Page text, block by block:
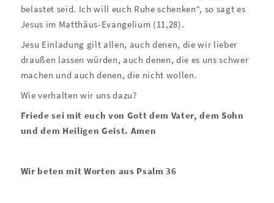
belastet seid. Ich will euch Ruhe schenken“, so sagt es
Jesus im Matthäus-Evangelium (11,28).
Jesu Einladung gilt allen, auch denen, die wir lieber
draußen lassen würden, auch denen, die es uns schwer
machen und auch denen, die nicht wollen.
Wie verhalten wir uns dazu?
Friede sei mit euch von Gott dem Vater, dem Sohn
und dem Heiligen Geist. Amen
Wir beten mit Worten aus Psalm 36